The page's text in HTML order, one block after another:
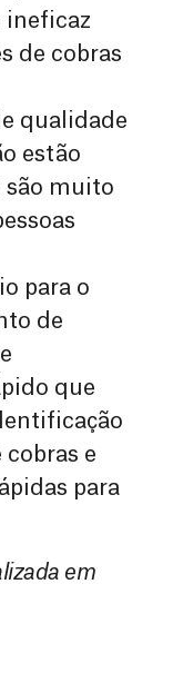
ineficaz
de cobras
qualidade
estão
são muito
para o
de
que
cobras e
para
em